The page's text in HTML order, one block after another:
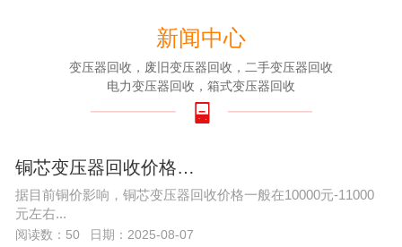
新闻中心
变压器回收，废旧变压器回收，二手变压器回收
电力变压器回收，箱式变压器回收
铜芯变压器回收价格…
据目前铜价影响，铜芯变压器回收价格一般在10000元-11000
元左右...
阅读数：50 日期：2025-08-07